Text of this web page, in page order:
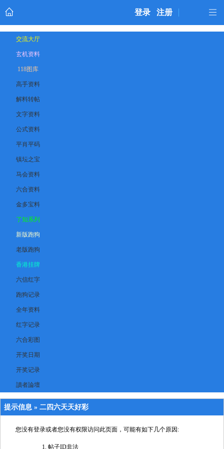
登录 注册
交流大厅
玄机资料
118图库
高手资料
解料转帖
文字资料
公式资料
平肖平码
镇坛之宝
马会资料
六合资料
金多宝料
了知系列
新版跑狗
老版跑狗
香港挂牌
六信红字
跑狗记录
全年资料
红字记录
六合彩图
开奖日期
开奖记录
讀者論壇
提示信息 » 二四六天天好彩
您没有登录或者您没有权限访问此页面，可能有如下几个原因:
帖子ID非法